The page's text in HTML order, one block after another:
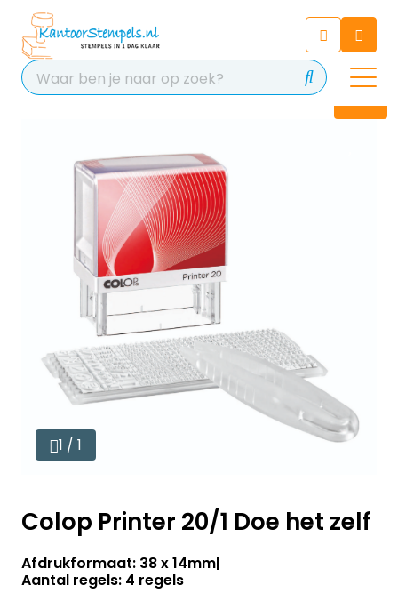
Chat 24/7 met onze chatbot
voor hulp
Contact
1 / 1
Colop Printer 20/1 Doe het zelf
Afdrukformaat: 38 x 14mm
Aantal regels: 4 regels